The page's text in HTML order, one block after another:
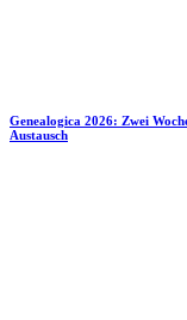
Genealogica 2026: Zwei
Austausch